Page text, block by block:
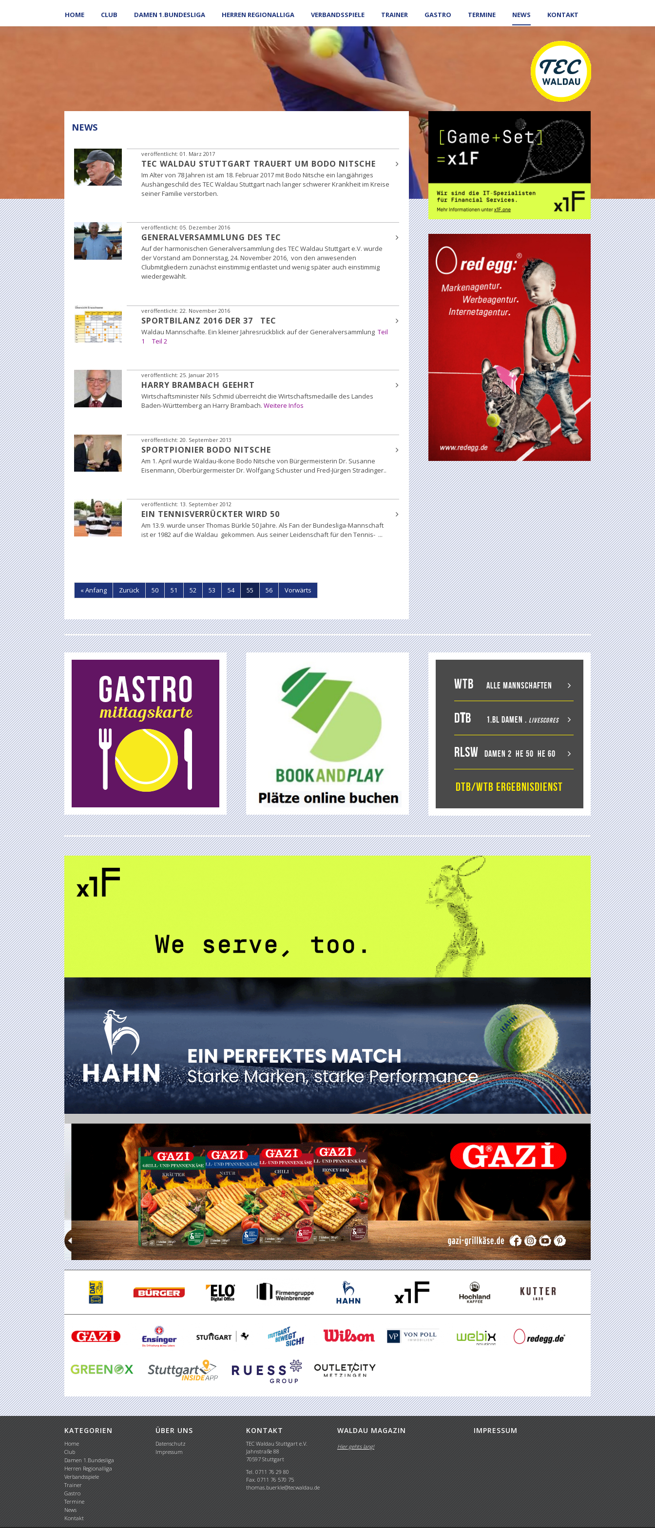
HOME CLUB DAMEN 1.BUNDESLIGA HERREN REGIONALLIGA VERBANDSSPIELE TRAINER GASTRO TERMINE NEWS KONTAKT
NEWS
veröffentlicht: 01. März 2017
TEC WALDAU STUTTGART TRAUERT UM BODO NITSCHE
Im Alter von 78 Jahren ist am 18. Februar 2017 mit Bodo Nitsche ein langjähriges
Aushängeschild des TEC Waldau Stuttgart nach langer schwerer Krankheit im Kreise
seiner Familie verstorben.
veröffentlicht: 05. Dezember 2016
GENERALVERSAMMLUNG DES TEC
Auf der harmonischen Generalversammlung des TEC Waldau Stuttgart e.V. wurde
der Vorstand am Donnerstag, 24. November 2016, von den anwesenden
Clubmitgliedern zunächst einstimmig entlastet und wenig später auch einstimmig
wiedergewählt.
veröffentlicht: 22. November 2016
SPORTBILANZ 2016 DER 37 TEC
Waldau Mannschafte. Ein kleiner Jahresrückblick auf der Generalversammlung Teil
1
Teil 2
veröffentlicht: 25. Januar 2015
HARRY BRAMBACH GEEHRT
Wirtschaftsminister Nils Schmid überreicht die Wirtschaftsmedaille des Landes
Baden-Württemberg an Harry Brambach. Weitere Infos
veröffentlicht: 20. September 2013
SPORTPIONIER BODO NITSCHE
Am 1. April wurde Waldau-Ikone Bodo Nitsche von Bürgermeisterin Dr. Susanne
Eisenmann, Oberbürgermeister Dr. Wolfgang Schuster und Fred-Jürgen Stradinger..
veröffentlicht: 13. September 2012
EIN TENNISVERRÜCKTER WIRD 50
Am 13.9. wurde unser Thomas Bürkle 50 Jahre. Als Fan der Bundesliga-Mannschaft
ist er 1982 auf die Waldau gekommen. Aus seiner Leidenschaft für den Tennis- ...
« Anfang Zurück 50 51 52 53 54 55 56 Vorwärts
WTB Alle Mannschaften
DTB 1.BL Damen . LiveScores
RLSW Damen 2 He 50 He 60
DTB/WTB Ergebnisdienst
KATEGORIEN
Home
Club
Damen 1.Bundesliga
Herren Regionalliga
Verbandsspiele
Trainer
Gastro
Termine
News
Kontakt
ÜBER UNS
Datenschutz
Impressum
KONTAKT
TEC Waldau Stuttgart e.V.
Jahnstraße 88
70597 Stuttgart
Tel. 0711 76 29 80
Fax. 0711 76 570 75
thomas.buerkle@tecwaldau.de
WALDAU MAGAZIN
Hier gehts lang!
IMPRESSUM